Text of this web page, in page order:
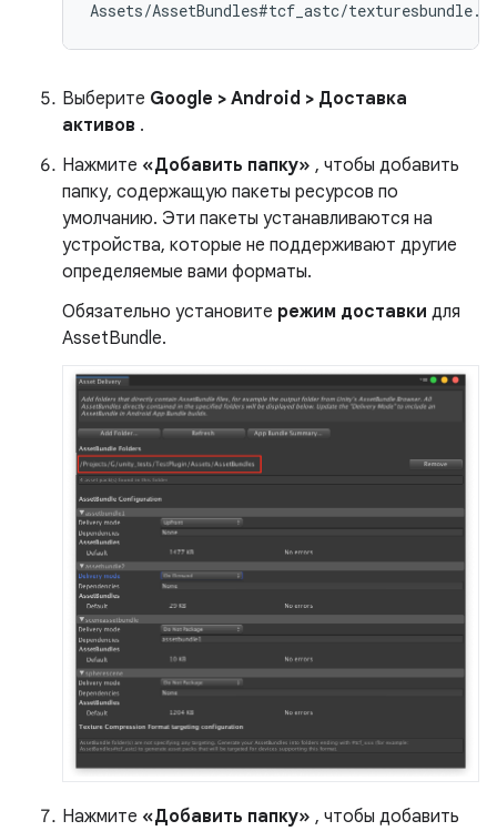
Выберите Google > Android > Доставка
активов .
Нажмите «Добавить папку» , чтобы добавить
папку, содержащую пакеты ресурсов по
умолчанию. Эти пакеты устанавливаются на
устройства, которые не поддерживают другие
определяемые вами форматы.
Обязательно установите режим доставки для
AssetBundle.
Нажмите «Добавить папку» , чтобы добавить